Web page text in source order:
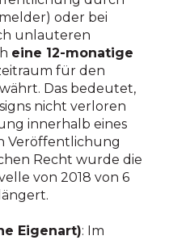
oder bei
unlauteren
eine 12-monatige
für den
Das bedeutet,
nicht verloren
innerhalb eines
Veröffentlichung
Recht wurde die
von 2018 von 6
Eigenart): Im